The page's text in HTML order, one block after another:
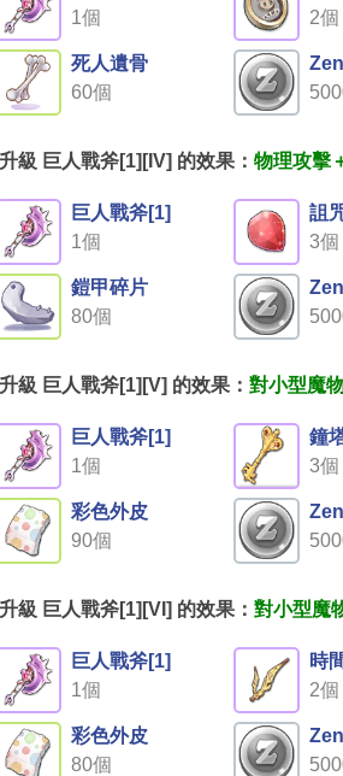
1個
2個
死人遺骨
60個
升級 巨人戰斧[1][IV] 的效果： 物理攻擊
巨人戰斧[1]
1個
詛
3個
鎧甲碎片
80個
升級 巨人戰斧[1][V] 的效果： 對小型魔
巨人戰斧[1]
1個
鐘
3個
彩色外皮
90個
升級 巨人戰斧[1][VI] 的效果： 對小型魔
巨人戰斧[1]
1個
時
2個
彩色外皮
80個